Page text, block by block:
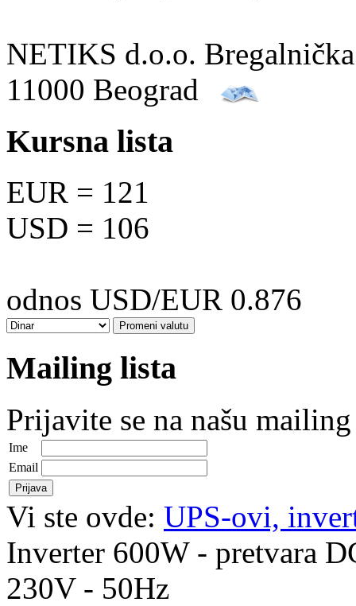
NETIKS d.o.o.
11000 Beograd
Kursna lista
EUR = 121
USD = 106
odnos USD/EUR 0.876
Mailing lista
Prijavite se na našu
Ime
Email
Vi ste ovde: UPS-ovi,
Inverter 600W - pretvara
230V - 50Hz